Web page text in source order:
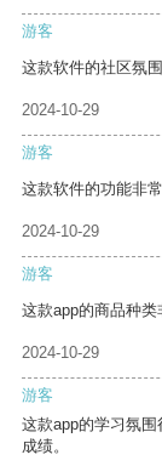
游客
这款软件的社区氛
2024-10-29
游客
这款软件的功能非
2024-10-29
游客
这款app的商品种类
2024-10-29
游客
这款app的学习氛
成绩。